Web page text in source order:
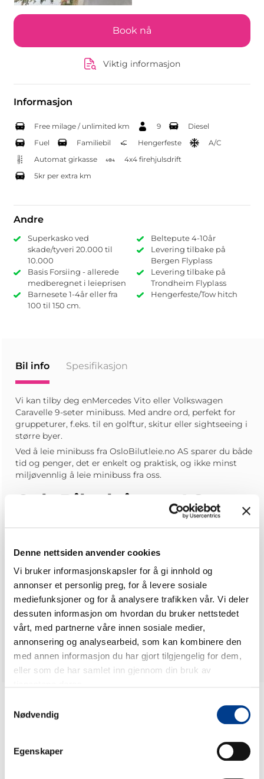
Denne nettsiden anvender cookies
Vi bruker informasjonskapsler for å gi innhold og
annonser et personlig preg, for å levere sosiale
mediefunksjoner og for å analysere trafikken vår. Vi deler
dessuten informasjon om hvordan du bruker nettstedet
vårt, med partnerne våre innen sosiale medier,
annonsering og analysearbeid, som kan kombinere den
med annen informasjon du har gjort tilgjengelig for dem,
eller som de har samlet inn gjennom din bruk av
Nødvendig
Egenskaper
Book nå
Viktig informasjon
Informasjon
Free milage / unlimited km 9
Diesel
Fuel
Familiebil Hengerfeste
A/C
Automat girkasse
4x4 firehjulsdrift
5kr per extra km
Andre
Superkasko ved
skade/tyveri 20.000 til
10.000
Basis Forsiing - allerede
medberegnet i leieprisen
Barnesete 1-4år eller fra
100 til 150 cm.
Beltepute 4-10år
Levering tilbake på
Bergen Flyplass
Levering tilbake på
Trondheim Flyplass
Hengerfeste/Tow hitch
Bil info Spesifikasjon
Vi kan tilby deg enMercedes Vito eller Volkswagen
Caravelle 9-seter minibuss. Med andre ord, perfekt for
gruppeturer, f.eks. til en golftur, skitur eller sightseeing i
større byer.
Ved å leie minibuss fra OsloBilutleie.no AS sparer du både
tid og penger, det er enkelt og praktisk, og ikke minst
miljøvennlig å leie minibuss fra oss.
OsloBilutleie.no AS –
Minibuss leiebiler
Utvalget av leiebilfirmaer er svært stort, derfor er det
alltid lurt å leie biler fra en pålitelig forhandler. Hos Oslo
Bilutleie AS får du kun kvalitetssikre og pålitelige
leiebiler. Vi har et fokus på Volkswagen biler ettersom
dette er et av Norges mest pålitelig bilmerket. De som er
avhengig av driftsikker bil i jobben benytter ofte
Volkswagen.